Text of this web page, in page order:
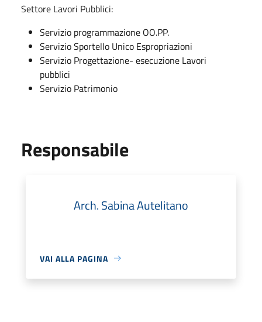
Settore Lavori Pubblici:
Servizio programmazione OO.PP.
Servizio Sportello Unico Espropriazioni
Servizio Progettazione- esecuzione Lavori
pubblici
Servizio Patrimonio
Responsabile
Arch. Sabina Autelitano
VAI ALLA PAGINA